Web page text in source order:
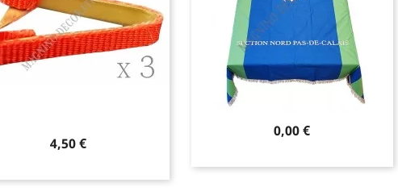
Prix
4,50 €
Prix
0,00 €